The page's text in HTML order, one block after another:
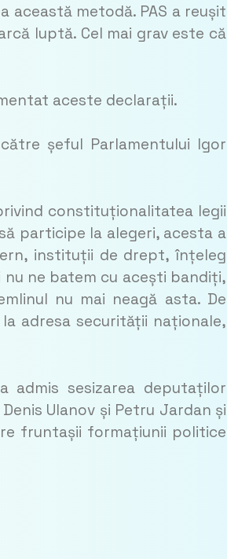
această metodă. PAS a reușit
luptă. Cel mai grav este că
aceste declarații.
șeful Parlamentului Igor
constituționalitatea legii
participe la alegeri, acesta a
instituții de drept, înțeleg
ne batem cu acești bandiți,
nu mai neagă asta. De
adresa securității naționale,
sesizarea deputaților
Ulanov și Petru Jardan și
fruntașii formațiunii politice